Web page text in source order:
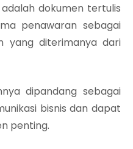
dokumen tertulis
penawaran sebagai
yang diterimanya dari
dipandang sebagai
bisnis dan dapat
penting.